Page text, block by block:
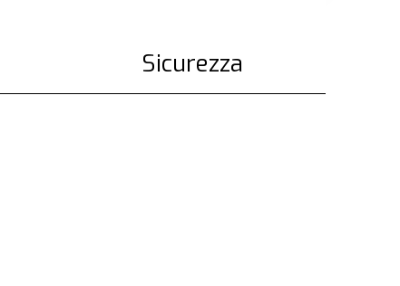
Sicurezza